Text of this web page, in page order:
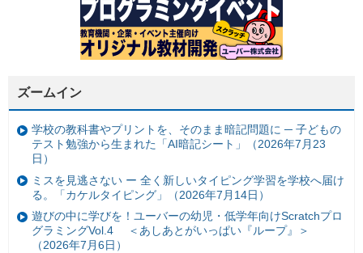
ズームイン
学校の教科書やプリントを、そのまま暗記問題に ─ 子どもの
テスト勉強から生まれた「AI暗記シート」（2026年7月23
日）
ミスを見逃さない ー 全く新しいタイピング学習を学校へ届け
る。「カケルタイピング」（2026年7月14日）
遊びの中に学びを！ユーバーの幼児・低学年向けScratchプロ
グラミングVol.4 ＜あしあとがいっぱい『ループ』＞
（2026年7月6日）